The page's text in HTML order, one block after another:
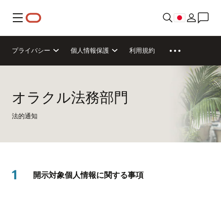
メニュー
プライバシー 個人情報保護 利用規約
オラクル法務部門
法的通知
1 開示対象個人情報に関する事項